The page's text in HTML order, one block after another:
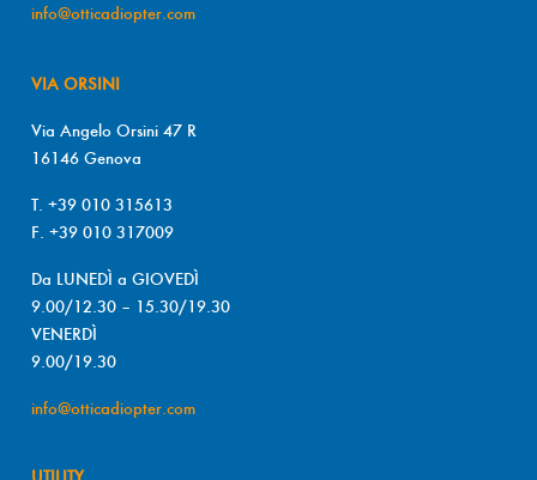
info@otticadiopter.com
VIA ORSINI
Via Angelo Orsini 47 R
16146 Genova
T. +39 010 315613
F. +39 010 317009
Da LUNEDÌ a GIOVEDÌ
9.00/12.30 – 15.30/19.30
VENERDÌ
9.00/19.30
info@otticadiopter.com